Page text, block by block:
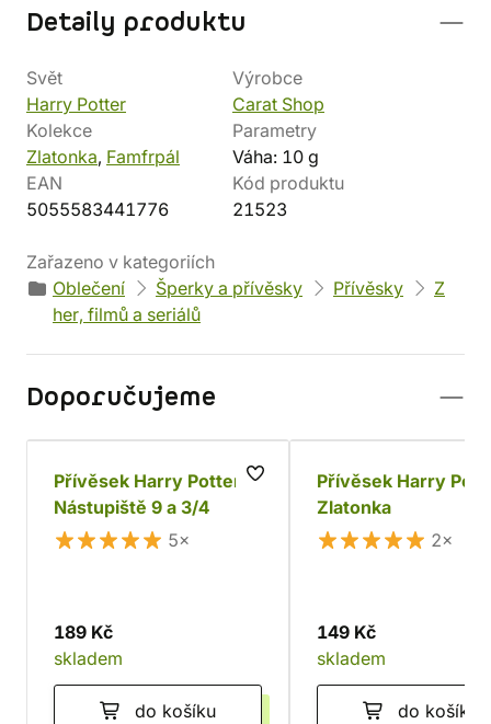
Detaily produktu
Svět
Harry Potter
Výrobce
Carat Shop
Kolekce
Zlatonka, Famfrpál
Parametry
Váha: 10 g
EAN
5055583441776
Kód produktu
21523
Zařazeno v kategoriích
Oblečení
Šperky a přívěsky Přívěsky
Z
her, filmů a seriálů
Doporučujeme
Přívěsek Harry Potter
Nástupiště 9 a 3/4
5×
189 Kč
skladem
do košíku
Přívěsek Harry
Zlatonka
2×
149 Kč
skladem
do košíku